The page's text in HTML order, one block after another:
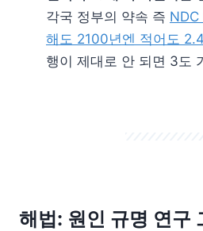
각국 정부의 약속 즉 NDC
해도 2100년엔 적어도 2.4
행이 제대로 안 되면 3도
해법: 원인 규명 연구